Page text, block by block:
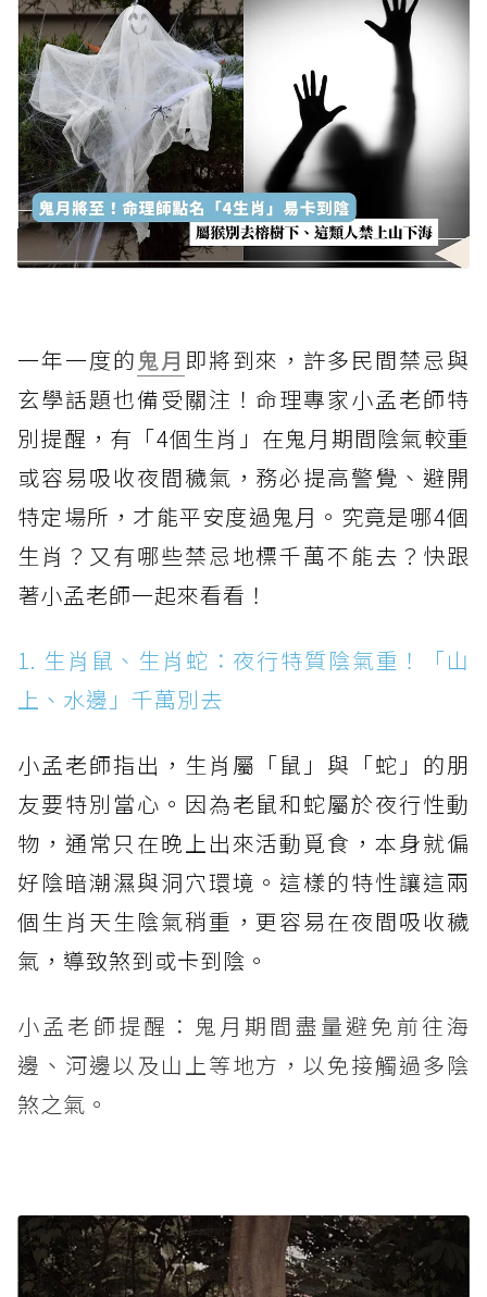
一年一度的鬼月 即將到來，許多民間禁忌與
玄學話題也備受關注！命理專家小孟老師特
別提醒，有「4個生肖」在鬼月期間陰氣較重
或容易吸收夜間穢氣，務必提高警覺、避開
特定場所，才能平安度過鬼月。究竟是哪4個
生肖？又有哪些禁忌地標千萬不能去？快跟
著小孟老師一起來看看！
1. 生肖鼠、生肖蛇：夜行特質陰氣重！「山
上、水邊」千萬別去
小孟老師指出，生肖屬「鼠」與「蛇」的朋
友要特別當心。因為老鼠和蛇屬於夜行性動
物，通常只在晚上出來活動覓食，本身就偏
好陰暗潮濕與洞穴環境。這樣的特性讓這兩
個生肖天生陰氣稍重，更容易在夜間吸收穢
氣，導致煞到或卡到陰。
小孟老師提醒：鬼月期間盡量避免前往海
邊、河邊以及山上等地方，以免接觸過多陰
煞之氣。